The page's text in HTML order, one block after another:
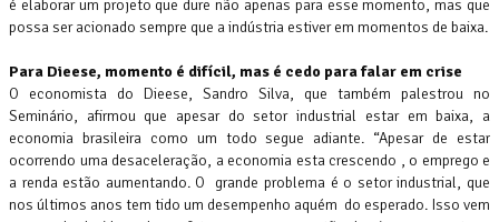
é elaborar um projeto que dure não apenas para esse momento, mas que
possa ser acionado sempre que a indústria estiver em momentos de baixa.
Para Dieese, momento é difícil, mas é cedo para falar em crise
O economista do Dieese, Sandro Silva, que também palestrou no
Seminário, afirmou que apesar do setor industrial estar em baixa, a
economia brasileira como um todo segue adiante. “Apesar de estar
ocorrendo uma desaceleração, a economia esta crescendo , o emprego e
a renda estão aumentando. O grande problema é o setor industrial, que
nos últimos anos tem tido um desempenho aquém do esperado. Isso vem